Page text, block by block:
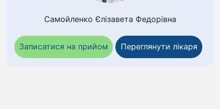
Самойленко Єлізавета Федорівна
Записатися на прийом Переглянути лікаря